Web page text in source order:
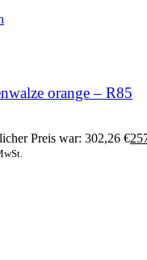
orange – R85
Preis war: 302,26 €